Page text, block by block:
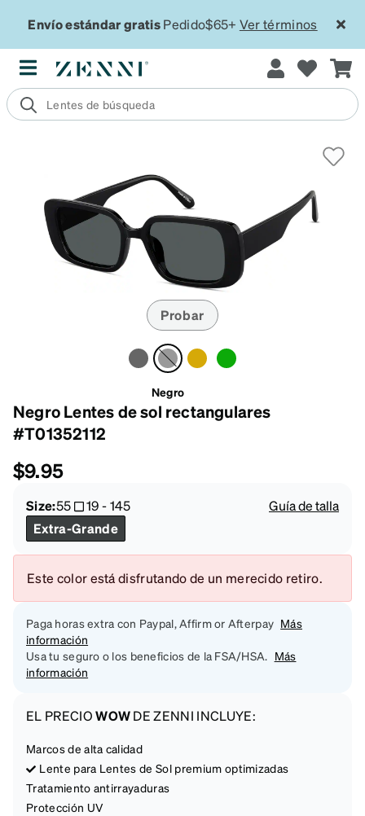
Envío estándar gratisPedido$65+ Ver términos
Probar
Negro
Negro Lentes de sol rectangulares
#T01352112
$9.95
Size:55 19-145
Guía de talla
Extra-Grande
Este color está disfrutando de un merecido retiro.
Paga horas extra con Paypal, Affirm or Afterpay Más
información
Usa tu seguro o los beneficios de la FSA/HSA. Más
información
EL PRECIOWOWDE ZENNI INCLUYE:
Marcos de alta calidad
Lente para Lentes de Sol premium optimizadas
Tratamiento antirrayaduras
Protección UV